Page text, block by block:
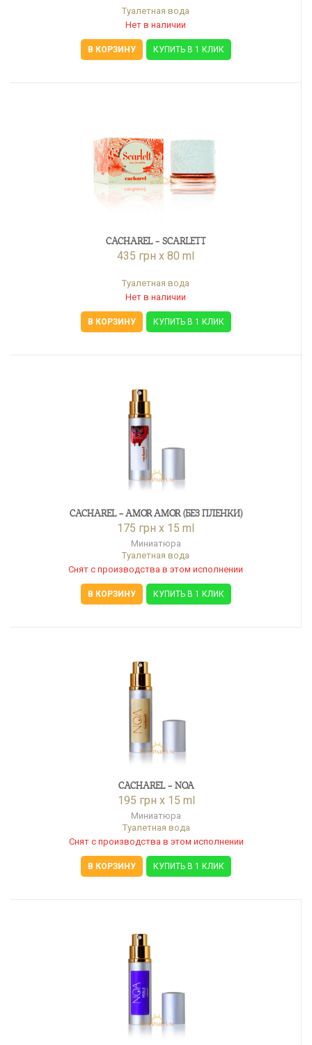
Туалетная вода
Нет в наличии
В КОРЗИНУ КУПИТЬ В 1 КЛИК
CACHAREL - SCARLETT
435 грн x 80 ml
Туалетная вода
Нет в наличии
В КОРЗИНУ КУПИТЬ В 1 КЛИК
CACHAREL - AMOR AMOR (БЕЗ ПЛЕНКИ)
175 грн x 15 ml
Миниатюра
Туалетная вода
Снят с производства в этом исполнении
В КОРЗИНУ КУПИТЬ В 1 КЛИК
CACHAREL - NOA
195 грн x 15 ml
Миниатюра
Туалетная вода
Снят с производства в этом исполнении
В КОРЗИНУ КУПИТЬ В 1 КЛИК